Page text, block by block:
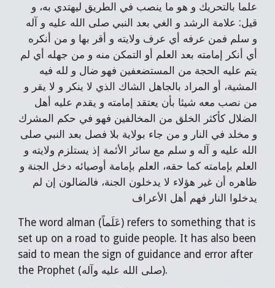
علما بالتحريك و هو ما ينصب في الطريق ليهتدي به، و
قيل: علامة الرشد و الغي بعد النبي صلی‌ الله عليه و آله
و سلم فمن عرفه أي عرف ولايته و أقر بها و من أنكره
أي أنكر إمامته بعد العلم أو التمكن منه و من جهله أي لم
يتم عليه الحجة من المستضعفين فهو ضال و لله فيه
المشية، أو المراد بالجاهل الشاك الذي لا ينكر و لا يقر و
من نصب معه شيئا بأن يعتقد إمامته و يقدم عليه أهل
الضلال كأكثر الخلق من المخالفين فهو في حكم المشرك
و مخلد في النار و من جاء بولاية بلا فصل بعد النبي صلی‌
الله عليه و آله و سلم مع سائر الأئمة إذ يستلزم ولايته و
العلم بإمامته كما حقه، العلم بإمامة أوصيائه دخل الجنة و
ظاهره أن غير هؤلاء لا يدخلون الجنة، فالضالون إن لم
يدخلوا النار فهم أهل الأعراف
The word alman (عَلَماً) refers to something that is
set up on a road to guide people. It has also been
said to mean the sign of guidance and error after
the Prophet (صلى الله عليه وآله).